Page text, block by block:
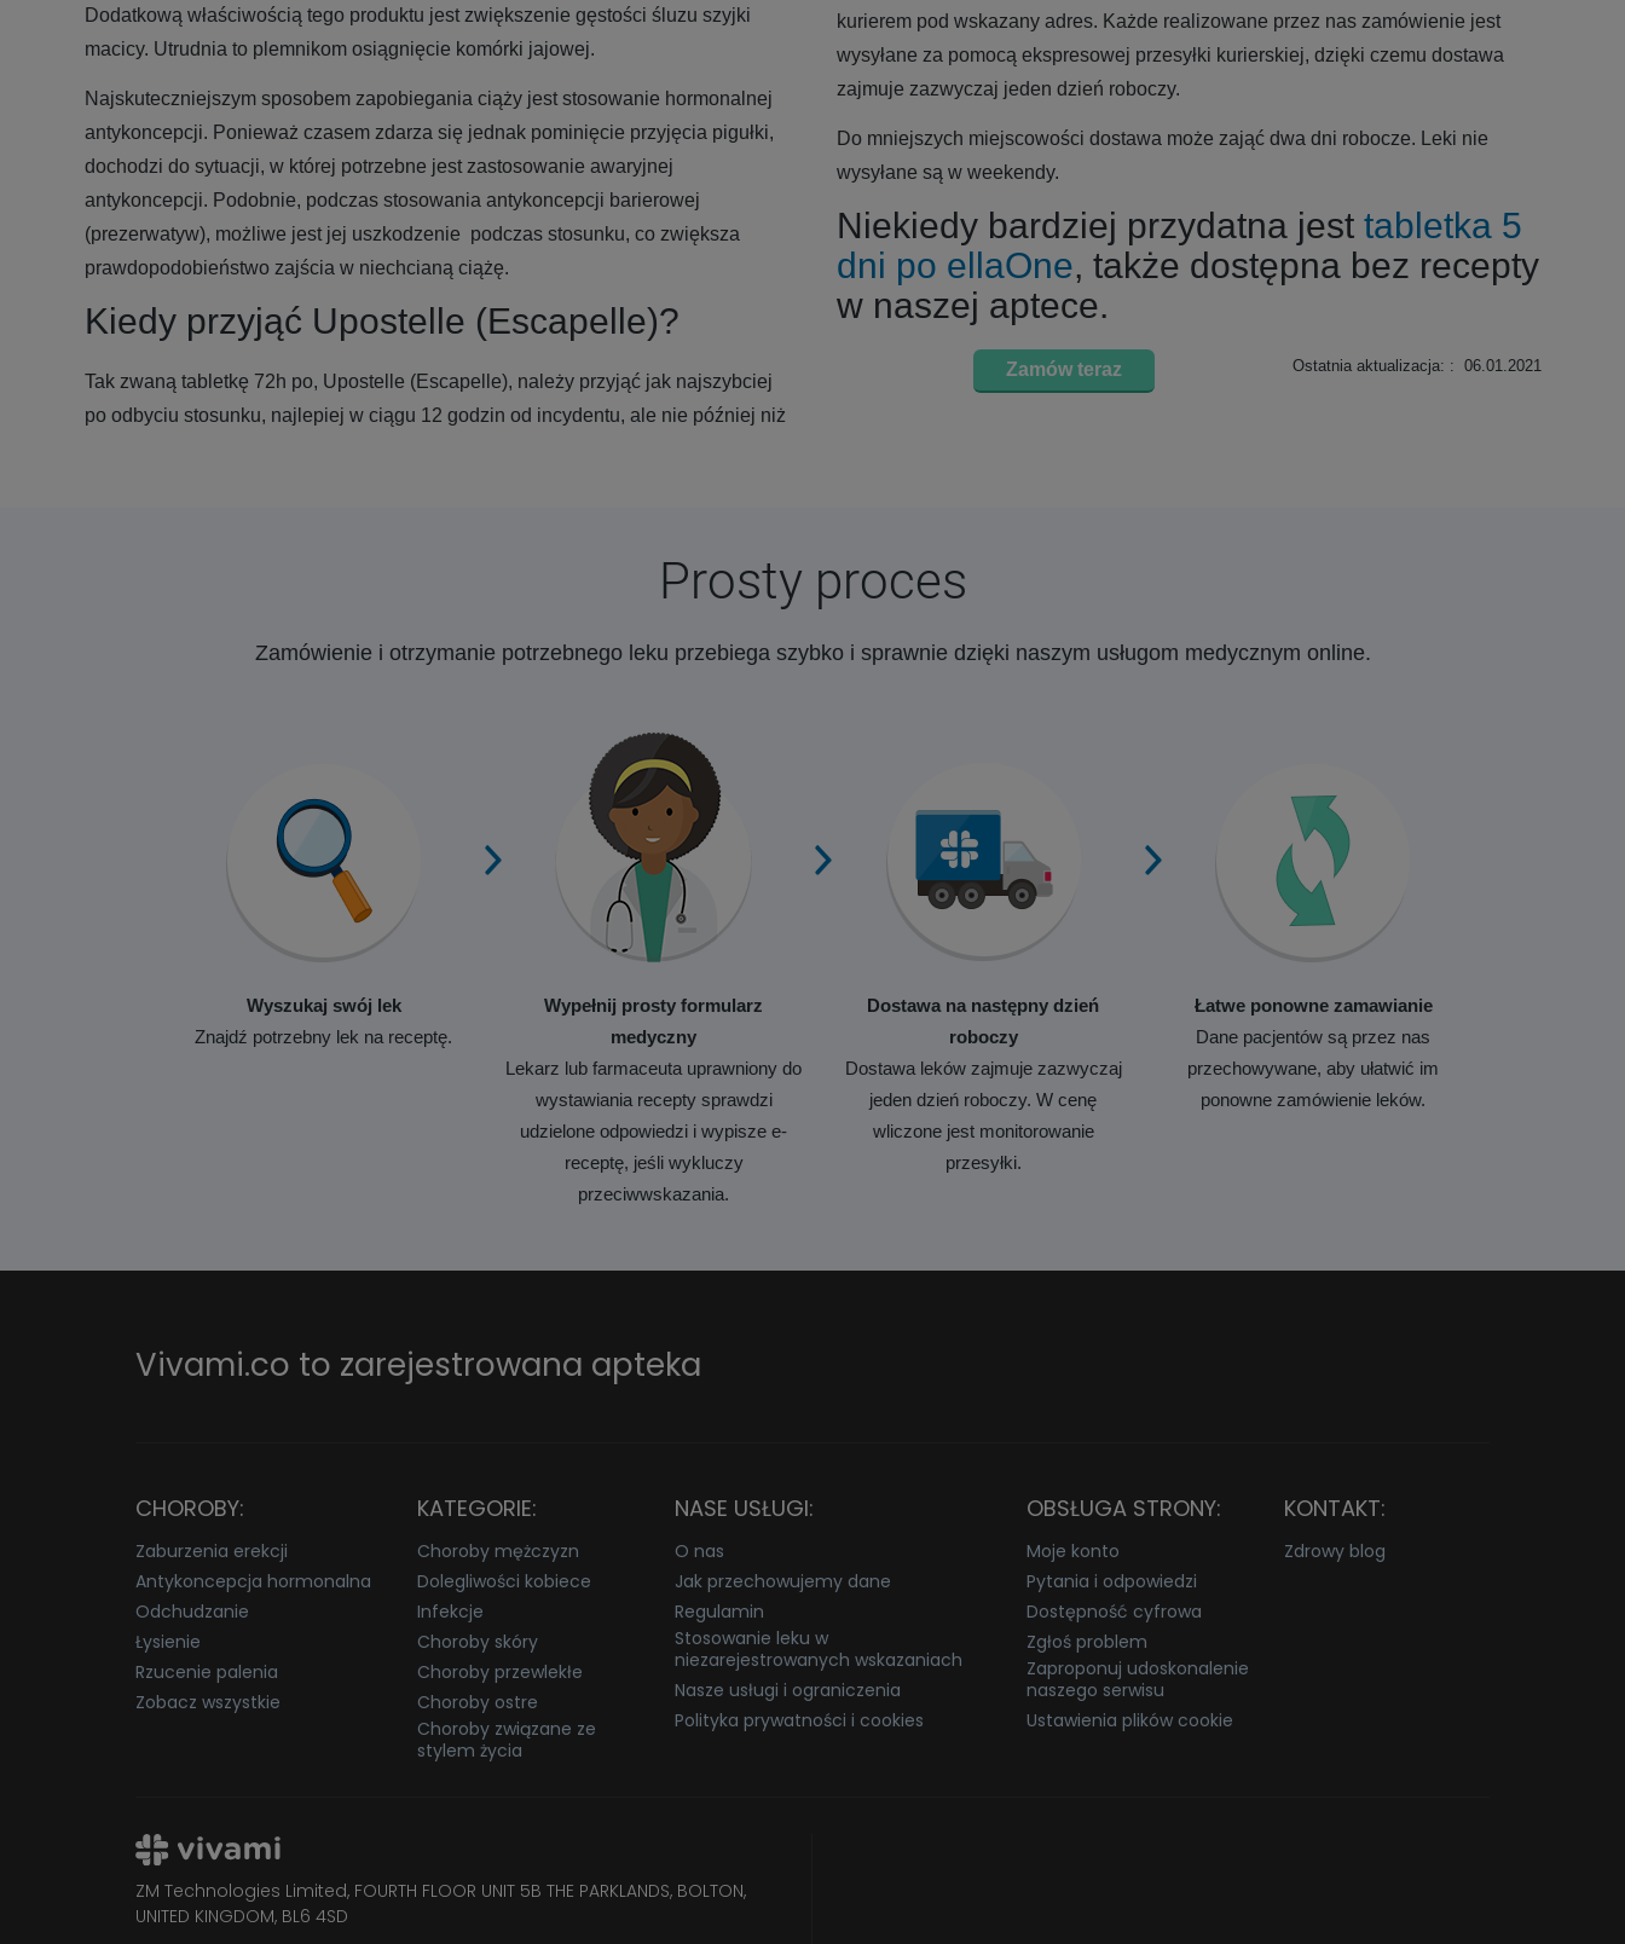
Dodatkową właściwością tego produktu jest zwiększenie gęstości śluzu szyjki
macicy. Utrudnia to plemnikom osiągnięcie komórki jajowej.
Najskuteczniejszym sposobem zapobiegania ciąży jest stosowanie hormonalnej
antykoncepcji. Ponieważ czasem zdarza się jednak pominięcie przyjęcia pigułki,
dochodzi do sytuacji, w której potrzebne jest zastosowanie awaryjnej
antykoncepcji. Podobnie, podczas stosowania antykoncepcji barierowej
(prezerwatyw), możliwe jest jej uszkodzenie podczas stosunku, co zwiększa
prawdopodobieństwo zajścia w niechcianą ciążę.
Kiedy przyjąć Upostelle (Escapelle)?
Tak zwaną tabletkę 72h po, Upostelle (Escapelle), należy przyjąć jak najszybciej
po odbyciu stosunku, najlepiej w ciągu 12 godzin od incydentu, ale nie później niż
kurierem pod wskazany adres. Każde realizowane przez nas zamówienie jest
wysyłane za pomocą ekspresowej przesyłki kurierskiej, dzięki czemu dostawa
zajmuje zazwyczaj jeden dzień roboczy.
Do mniejszych miejscowości dostawa może zająć dwa dni robocze. Leki nie
wysyłane są w weekendy.
Niekiedy bardziej przydatna jest tabletka 5
dni po ellaOne, także dostępna bez recepty
w naszej aptece.
Zamów teraz Ostatnia aktualizacja: : 06.01.2021
Prosty proces
Zamówienie i otrzymanie potrzebnego leku przebiega szybko i sprawnie dzięki naszym usługom medycznym online.
Wyszukaj swój lek
Znajdź potrzebny lek na receptę.
Wypełnij prosty formularz
medyczny
Lekarz lub farmaceuta uprawniony do
wystawiania recepty sprawdzi
udzielone odpowiedzi i wypisze e-
receptę, jeśli wykluczy
przeciwwskazania.
Dostawa na następny dzień
roboczy
Dostawa leków zajmuje zazwyczaj
jeden dzień roboczy. W cenę
wliczone jest monitorowanie
przesyłki.
Łatwe ponowne zamawianie
Dane pacjentów są przez nas
przechowywane, aby ułatwić im
ponowne zamówienie leków.
Vivami.co to zarejestrowana apteka
CHOROBY:
Zaburzenia erekcji
Antykoncepcja hormonalna
Odchudzanie
Łysienie
Rzucenie palenia
Zobacz wszystkie
KATEGORIE:
Choroby mężczyzn
Dolegliwości kobiece
Infekcje
Choroby skóry
Choroby przewlekłe
Choroby ostre
Choroby związane ze
stylem życia
NASE USŁUGI:
O nas
Jak przechowujemy dane
Regulamin
Stosowanie leku w
niezarejestrowanych wskazaniach
Nasze usługi i ograniczenia
Polityka prywatności i cookies
OBSŁUGA STRONY:
Moje konto
Pytania i odpowiedzi
Dostępność cyfrowa
Zgłoś problem
Zaproponuj udoskonalenie
naszego serwisu
Ustawienia plików cookie
KONTAKT:
Zdrowy blog
ZM Technologies Limited, FOURTH FLOOR UNIT 5B THE PARKLANDS, BOLTON,
UNITED KINGDOM, BL6 4SD